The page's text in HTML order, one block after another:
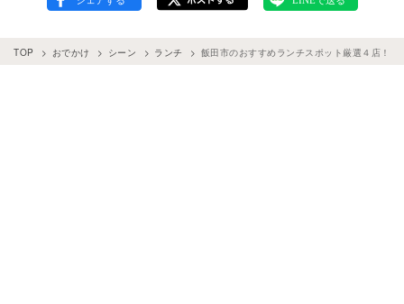
TOP おでかけ シーン ランチ 飯田市のおすすめランチスポット厳選４店！